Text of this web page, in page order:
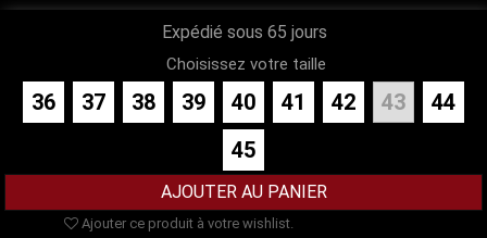
Expédié sous 65 jours
Choisissez votre taille
36 37 38 39 40 41 42 43
44
45
Ajouter ce produit à votre wishlist.